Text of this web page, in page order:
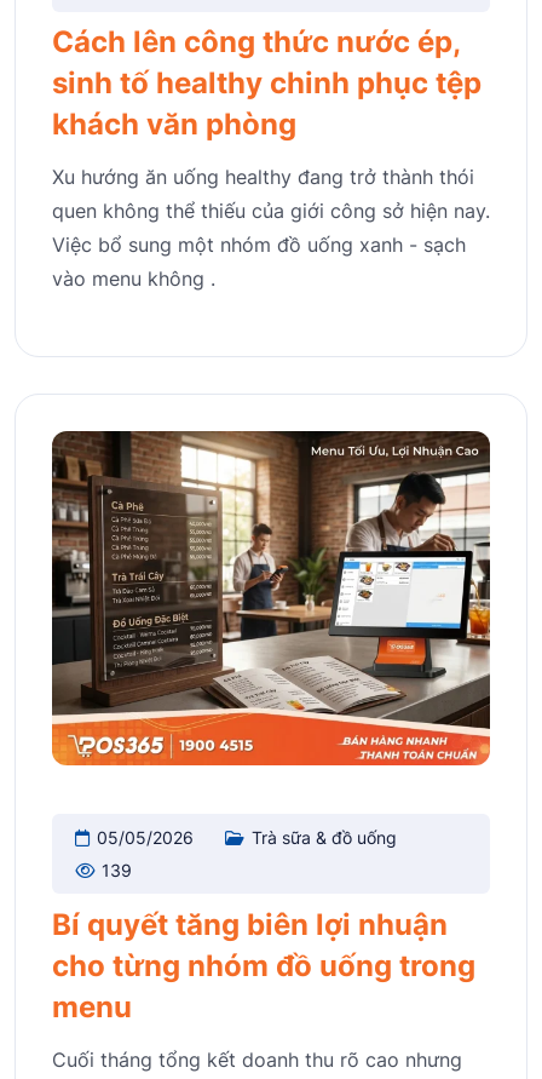
Cách lên công thức nước ép,
sinh tố healthy chinh phục tệp
khách văn phòng
Xu hướng ăn uống healthy đang trở thành thói
quen không thể thiếu của giới công sở hiện nay.
Việc bổ sung một nhóm đồ uống xanh - sạch
vào menu không .
05/05/2026
Trà sữa & đồ uống
139
Bí quyết tăng biên lợi nhuận
cho từng nhóm đồ uống trong
menu
Cuối tháng tổng kết doanh thu rõ cao nhưng